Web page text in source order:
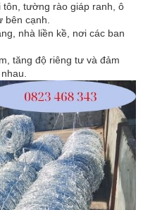
tôn, tường rào giáp ranh, ô
cạnh.
nhà liền kề, nơi các ban
tăng độ riêng tư và đảm